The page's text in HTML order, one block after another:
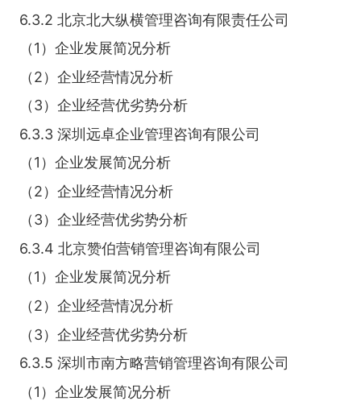
6.3.2 北京北大纵横管理咨询有限责任公司
（1）企业发展简况分析
（2）企业经营情况分析
（3）企业经营优劣势分析
6.3.3 深圳远卓企业管理咨询有限公司
（1）企业发展简况分析
（2）企业经营情况分析
（3）企业经营优劣势分析
6.3.4 北京赞伯营销管理咨询有限公司
（1）企业发展简况分析
（2）企业经营情况分析
（3）企业经营优劣势分析
6.3.5 深圳市南方略营销管理咨询有限公司
（1）企业发展简况分析